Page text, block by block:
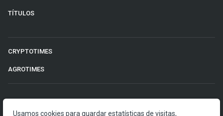
TÍTULOS
CRYPTOTIMES
AGROTIMES
Usamos cookies para guardar estatísticas de visitas,